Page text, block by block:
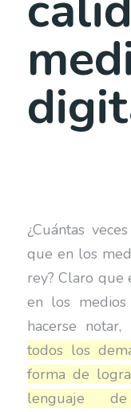
¿Cuántas
que en los
rey? Claro que
en los
hacerse
todos los
forma de
lenguaje